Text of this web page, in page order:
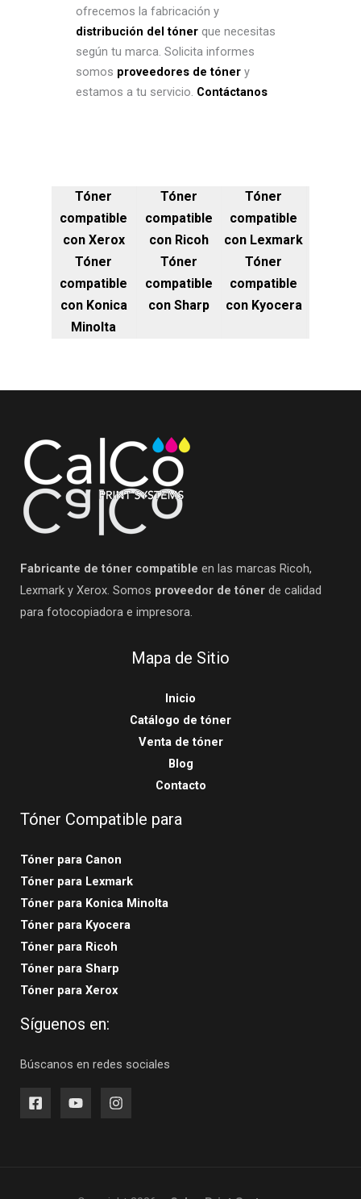
ofrecemos la fabricación y
distribución del tóner que necesitas
según tu marca. Solicita informes
somos proveedores de tóner y
estamos a tu servicio. Contáctanos
Tóner
compatible
con Xerox
Tóner
compatible
con Ricoh
Tóner
compatible
con Lexmark
Tóner
compatible
con Konica
Minolta
Tóner
compatible
con Sharp
Tóner
compatible
con Kyocera
Fabricante de tóner compatible en las marcas Ricoh,
Lexmark y Xerox. Somos proveedor de tóner de calidad
para fotocopiadora e impresora.
Mapa de Sitio
Inicio
Catálogo de tóner
Venta de tóner
Blog
Contacto
Tóner Compatible para
Tóner para Canon
Tóner para Lexmark
Tóner para Konica Minolta
Tóner para Kyocera
Tóner para Ricoh
Tóner para Sharp
Tóner para Xerox
Síguenos en:
Búscanos en redes sociales